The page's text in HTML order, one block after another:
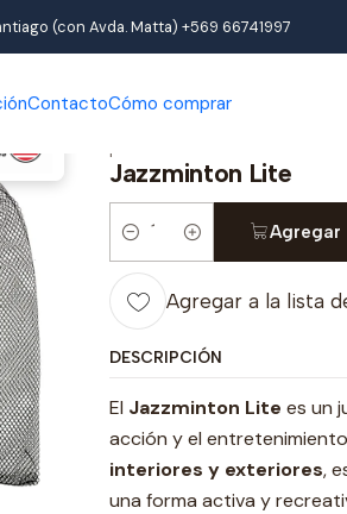
ContactoCómo comprar
(con Avda. Matta) +569 66741997
Jazzminton Jazzminton Lite
|
Jazzminton Lite
Cantidad
Agregar
Agregar a la lista
DESCRIPCIÓN
El Jazzminton Lite es un
acción y el
interiores y exteriores,
una forma activa y